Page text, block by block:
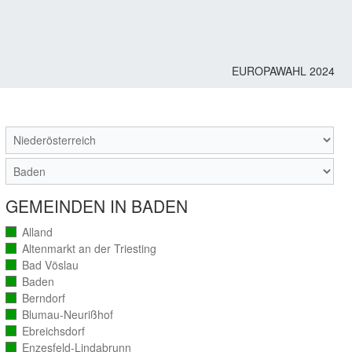
EUROPAWAHL 2024
GEMEINDEN IN BADEN
Alland
(vollständig
ausgezählt)
Altenmarkt an der Triesting
(vollständig
ausgezählt)
Bad Vöslau
(vollständig
ausgezählt)
Baden
(vollständig
ausgezählt)
Berndorf
(vollständig
ausgezählt)
Blumau-Neurißhof
(vollständig
ausgezählt)
Ebreichsdorf
(vollständig
ausgezählt)
Enzesfeld-Lindabrunn
(vollständig